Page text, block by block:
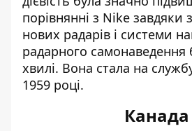
порівнянні з Nike завдяки
нових радарів і системи
радарного самонаведення
хвилі. Вона стала на
1959 році.
Канада